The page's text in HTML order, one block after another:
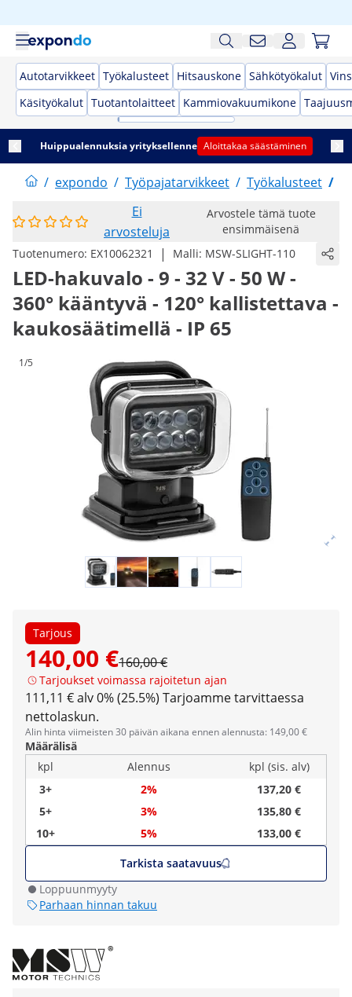
Autotarvikkeet Työkalusteet Hitsauskone Sähkötyökalut
Käsityökalut Tuotantolaitteet Kammiovakuumikone
Huippualennuksia yrityksellenne Aloittakaa säästäminen
/ expondo / Työpajatarvikkeet / Työkalusteet /
Ei
arvosteluja
Arvostele tämä tuote
ensimmäisenä
Tuotenumero: EX10062321 | Malli: MSW-SLIGHT-110
LED-hakuvalo - 9 - 32 V - 50 W -
360° kääntyvä - 120° kallistettava -
kaukosäätimellä - IP 65
1/5
Tarjous
140,00 €160,00 €
Tarjoukset voimassa rajoitetun ajan
111,11 € alv 0% (25.5%) Tarjoamme tarvittaessa
nettolaskun.
Alin hinta viimeisten 30 päivän aikana ennen alennusta: 149,00 €
Määrälisä
kpl
Alennus
kpl (sis. alv)
3+
2%
137,20 €
5+
3%
135,80 €
10+
5%
133,00 €
Tarkista saatavuus
Loppuunmyyty
Parhaan hinnan takuu